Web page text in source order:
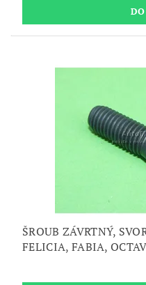
ŠROUB ZÁVRTNÝ,
FELICIA, FABIA,